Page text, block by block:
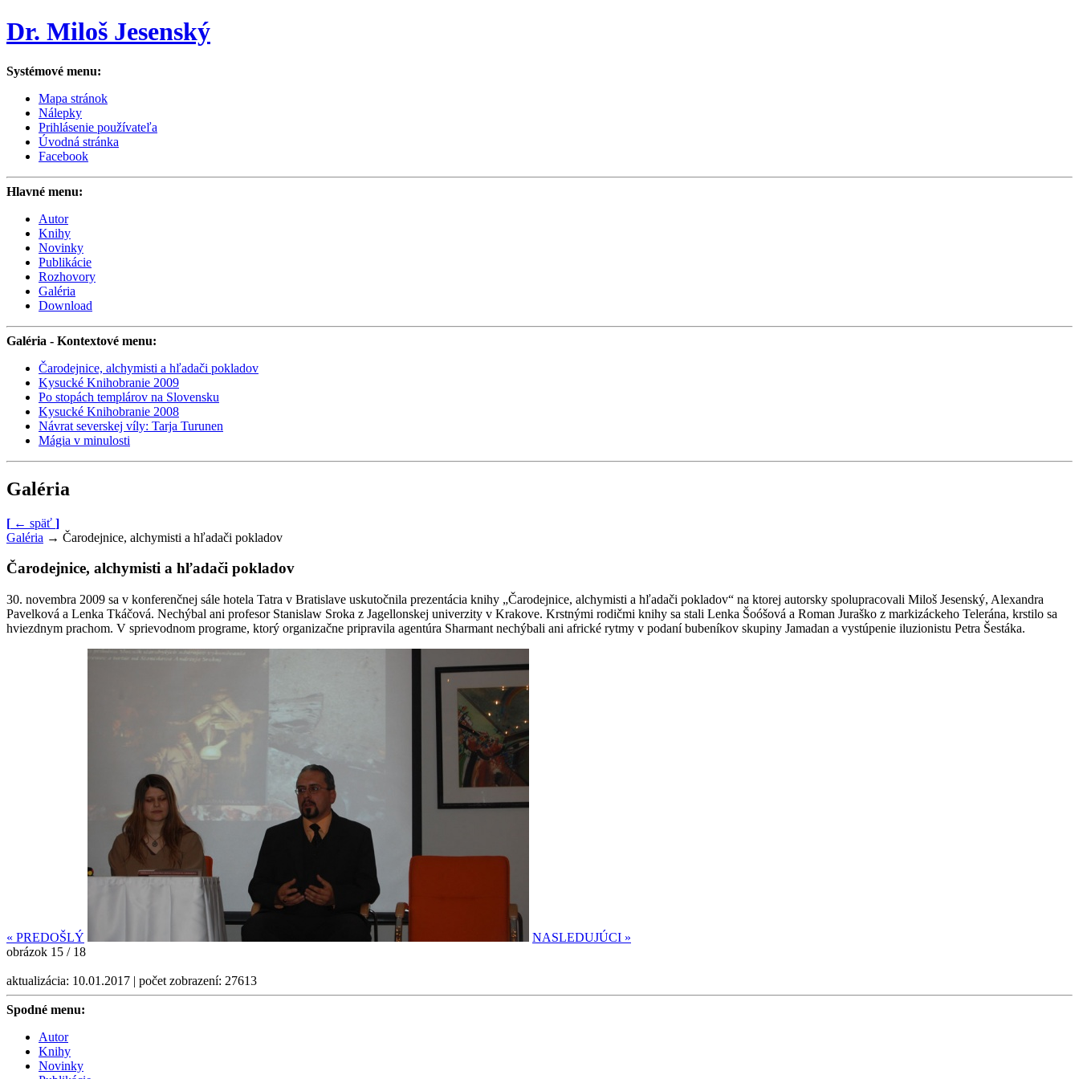
Dr. Miloš Jesenský
Systémové menu:
Mapa stránok
Nálepky
Prihlásenie používateľa
Úvodná stránka
Facebook
Hlavné menu:
Autor
Knihy
Novinky
Publikácie
Rozhovory
Galéria
Download
Galéria - Kontextové menu:
Čarodejnice, alchymisti a hľadači pokladov
Kysucké Knihobranie 2009
Po stopách templárov na Slovensku
Kysucké Knihobranie 2008
Návrat severskej víly: Tarja Turunen
Mágia v minulosti
Galéria
[ ← späť ]
Galéria → Čarodejnice, alchymisti a hľadači pokladov
Čarodejnice, alchymisti a hľadači pokladov
30. novembra 2009 sa v konferenčnej sále hotela Tatra v Bratislave uskutočnila prezentácia knihy „Čarodejnice, alchymisti a hľadači pokladov“ na ktorej autorsky spolupracovali Miloš Jesenský, Alexandra
Pavelková a Lenka Tkáčová. Nechýbal ani profesor Stanislaw Sroka z Jagellonskej univerzity v Krakove. Krstnými rodičmi knihy sa stali Lenka Šoóšová a Roman Juraško z markizáckeho Telerána, krstilo sa
hviezdnym prachom. V sprievodnom programe, ktorý organizačne pripravila agentúra Sharmant nechýbali ani africké rytmy v podaní bubeníkov skupiny Jamadan a vystúpenie iluzionistu Petra Šestáka.
« PREDOŠLÝ NASLEDUJÚCI »
obrázok 15 / 18
aktualizácia: 10.01.2017 | počet zobrazení: 27613
Spodné menu:
Autor
Knihy
Novinky